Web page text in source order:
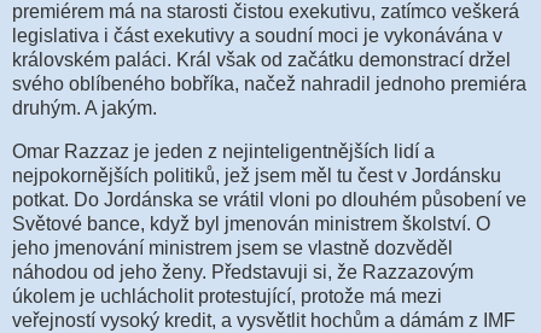
premiérem má na starosti čistou exekutivu, zatímco veškerá
legislativa i část exekutivy a soudní moci je vykonávána v
královském paláci. Král však od začátku demonstrací držel
svého oblíbeného bobříka, načež nahradil jednoho premiéra
druhým. A jakým.
Omar Razzaz je jeden z nejinteligentnějších lidí a
nejpokornějších politiků, jež jsem měl tu čest v Jordánsku
potkat. Do Jordánska se vrátil vloni po dlouhém působení ve
Světové bance, když byl jmenován ministrem školství. O
jeho jmenování ministrem jsem se vlastně dozvěděl
náhodou od jeho ženy. Představuji si, že Razzazovým
úkolem je uchlácholit protestující, protože má mezi
veřejností vysoký kredit, a vysvětlit hochům a dámám z IMF